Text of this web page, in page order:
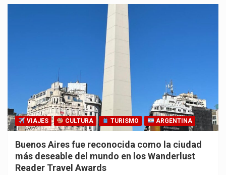
VIAJES CULTURA TURISMO ARGENTINA
Buenos Aires fue reconocida como la ciudad
más deseable del mundo en los Wanderlust
Reader Travel Awards